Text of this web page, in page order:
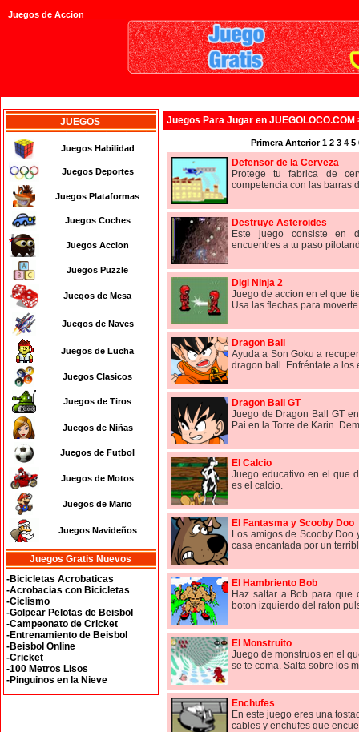
Juegos de Accion
JUEGOS
Juegos Habilidad
Juegos Deportes
Juegos Plataformas
Juegos Coches
Juegos Accion
Juegos Puzzle
Juegos de Mesa
Juegos de Naves
Juegos de Lucha
Juegos Clasicos
Juegos de Tiros
Juegos de Niñas
Juegos de Futbol
Juegos de Motos
Juegos de Mario
Juegos Navideños
Juegos Gratis Nuevos
-Bicicletas Acrobaticas
-Acrobacias con Bicicletas
-Ciclismo
-Golpear Pelotas de Beisbol
-Campeonato de Cricket
-Entrenamiento de Beisbol
-Beisbol Online
-Cricket
-100 Metros Lisos
-Pinguinos en la Nieve
Juegos Para Jugar en JUEGOLOCO.COM
Primera Anterior 1 2 3 4 5
Defensor de la Cerveza
Protege tu fabrica de
competencia con las barras
Destruye Asteroides
Este juego consiste en
encuentres a tu paso
Digi Ninja 2
Juego de accion en el que
Usa las flechas para
Dragon Ball
Ayuda a Son Goku a
dragon ball. Enfréntate a los
Dragon Ball GT
Juego de Dragon Ball GT
Pai en la Torre de Karin.
El Calcio
Juego educativo en el que
es el calcio.
El Fantasma y Scooby Doo
Los amigos de Scooby Doo
casa encantada por un
El Hambriento Bob
Haz saltar a Bob para que
boton izquierdo del raton
El Monstruito
Juego de monstruos en el
se te coma. Salta sobre los
Enchufes
En este juego eres una
cables y enchufes que